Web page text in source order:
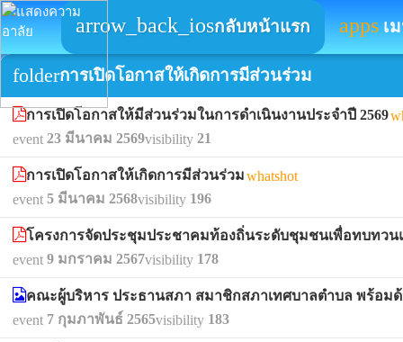
arrow_back_iosกลับหน้าแรก apps เ
folderการเปิดโอกาสให้เกิดการมีส่วนร่วม
การเปิดโอกาสให้มีส่วนร่วมในการดำเนินงานประจำปี 2569
event 23 มีนาคม 2569visibility 21
การเปิดโอกาสให้เกิดการมีส่วนร่วมwhatshot
event 5 มีนาคม 2568visibility 196
โครงการจัดประชุมประชาคมท้องถิ่นระดับชุมชนเพื่อทบทว
event 9 มกราคม 2567visibility 178
คณะผู้บริหาร ประธานสภา สมาชิกสภาเทศบาลตำบล พร้อม
event 7 กุมภาพันธ์ 2565visibility 183